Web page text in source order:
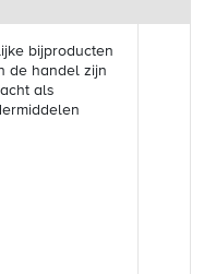
bijproducten
de handel zijn
als